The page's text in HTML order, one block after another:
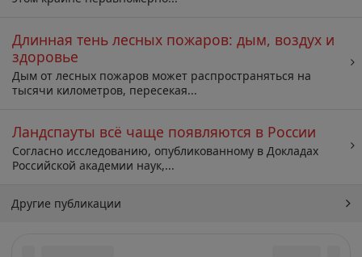
Длинная тень лесных пожаров: дым, воздух и
здоровье
Дым от лесных пожаров может распространяться на
тысячи километров, пересекая...
Ландспауты всё чаще появляются в России
Согласно исследованию, опубликованному в Докладах
Российской академии наук,...
Другие публикации